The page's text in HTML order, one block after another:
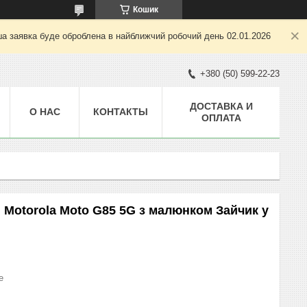
Кошик
заявка буде оброблена в найближчий робочий день 02.01.2026
+380 (50) 599-22-23
О НАС КОНТАКТЫ
ДОСТАВКА И
ОПЛАТА
Moto G85 5G з малюнком Зайчик у